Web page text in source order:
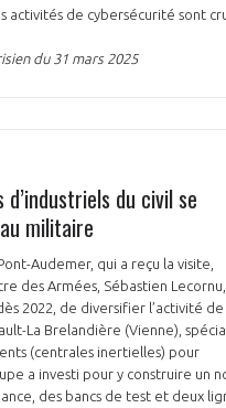
activités de cybersécurité sont
du 31 mars 2025
d’industriels du civil se
militaire
Audemer, qui a reçu la visite,
des Armées, Sébastien Lecornu,
2022, de diversifier l’activité de
La Brelandière (Vienne),
(centrales inertielles) pour
a investi pour y construire un
des bancs de test et deux